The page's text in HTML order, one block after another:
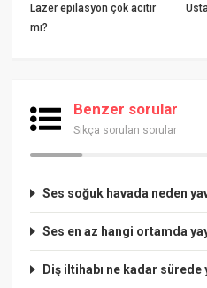
Lazer epilasyon çok acıtır
mı?
Benzer sorular
Sıkça sorulan sorular
Ses soğuk havada neden
Ses en az hangi ortamda
Diş iltihabı ne kadar sürede